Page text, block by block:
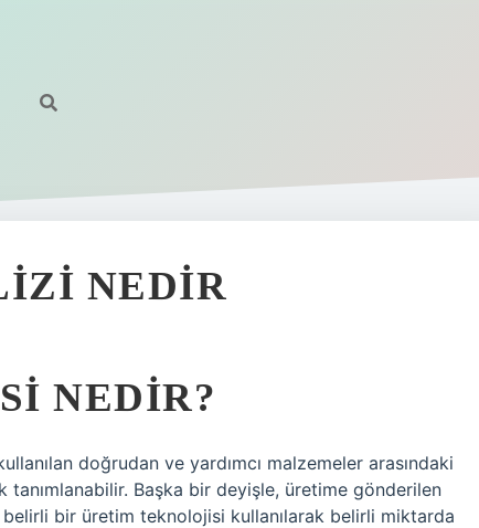
NEDIR
NEDIR?
doğrudan ve yardımcı malzemeler arasındaki
Başka bir deyişle, üretime gönderilen
bir üretim teknolojisi kullanılarak belirli miktarda